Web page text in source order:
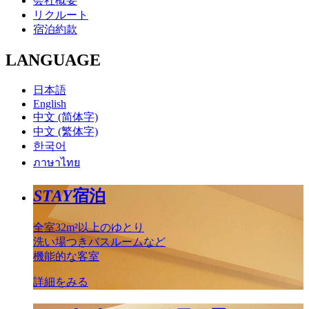
リクルート
宿泊約款
LANGUAGE
日本語
English
中文 (简体字)
中文 (繁体字)
한국어
ภาษาไทย
STAY宿泊
全室32m²以上のゆとり
洗い場つきバスルームなど
機能的な客室
詳細をみる